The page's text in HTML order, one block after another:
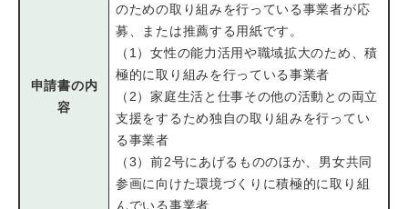
申請書の内
容
のための取り組みを行っている事業者が応
募、または推薦する用紙です。
（1）女性の能力活用や職域拡大のため、積
極的に取り組みを行っている事業者
（2）家庭生活と仕事その他の活動との両立
支援をするため独自の取り組みを行ってい
る事業者
（3）前2号にあげるもののほか、男女共同
参画に向けた環境づくりに積極的に取り組
んでいる事業者